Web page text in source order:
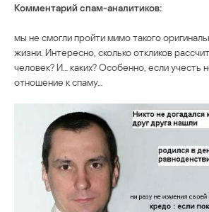
Комментарий спам-аналитиков:
мы не смогли пройти мимо такого
жизни. Интересно, сколько откликов
человек? И… каких? Особенно, если учеcть
отношение к спаму…